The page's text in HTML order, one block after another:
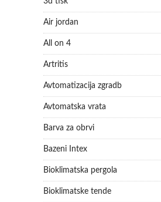
Air jordan
All on 4
Artritis
Avtomatizacija zgradb
Avtomatska vrata
Barva za obrvi
Bazeni Intex
Bioklimatska pergola
Bioklimatske tende